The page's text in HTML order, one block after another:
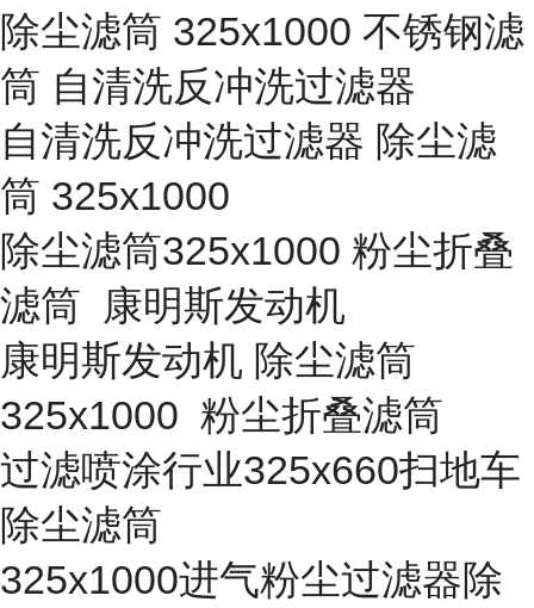
除尘滤筒 325x1000 不锈钢滤
筒 自清洗反冲洗过滤器
自清洗反冲洗过滤器 除尘滤
筒 325x1000
除尘滤筒325x1000 粉尘折叠
滤筒 康明斯发动机
康明斯发动机 除尘滤筒
325x1000 粉尘折叠滤筒
过滤喷涂行业325x660扫地车
除尘滤筒
325x1000进气粉尘过滤器除